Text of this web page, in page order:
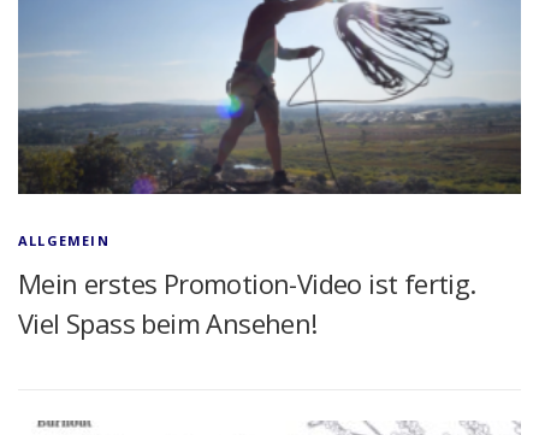
ALLGEMEIN
Mein erstes Promotion-Video ist fertig.
Viel Spass beim Ansehen!